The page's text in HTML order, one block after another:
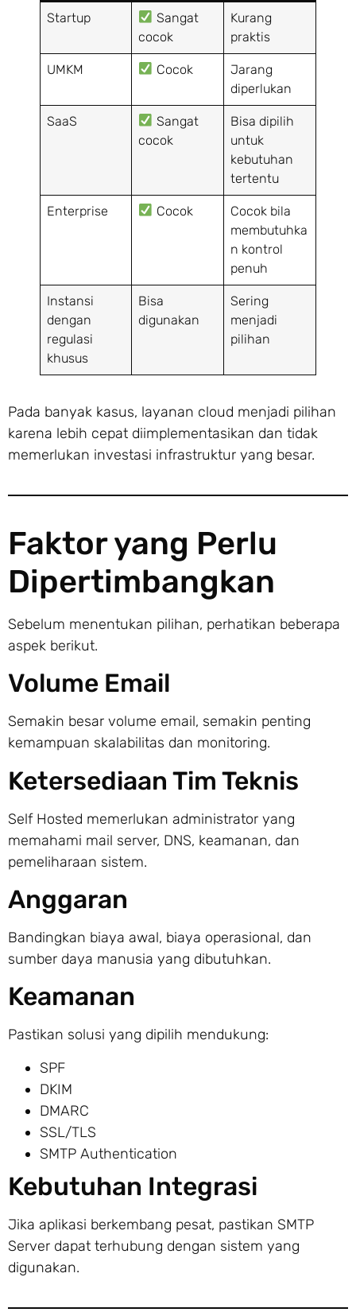
Startup
Sangat
cocok
Kurang
praktis
UMKM Cocok
Jarang
diperlukan
SaaS
Sangat
cocok
Bisa dipilih
untuk
kebutuhan
tertentu
Enterprise Cocok
Cocok bila
membutuhka
n kontrol
penuh
Instansi
dengan
regulasi
khusus
Bisa
digunakan
Sering
menjadi
pilihan
Pada banyak kasus, layanan cloud menjadi pilihan
karena lebih cepat diimplementasikan dan tidak
memerlukan investasi infrastruktur yang besar.
Faktor yang Perlu
Dipertimbangkan
Sebelum menentukan pilihan, perhatikan beberapa
aspek berikut.
Volume Email
Semakin besar volume email, semakin penting
kemampuan skalabilitas dan monitoring.
Ketersediaan Tim Teknis
Self Hosted memerlukan administrator yang
memahami mail server, DNS, keamanan, dan
pemeliharaan sistem.
Anggaran
Bandingkan biaya awal, biaya operasional, dan
sumber daya manusia yang dibutuhkan.
Keamanan
Pastikan solusi yang dipilih mendukung:
SPF
DKIM
DMARC
SSL/TLS
SMTP Authentication
Kebutuhan Integrasi
Jika aplikasi berkembang pesat, pastikan SMTP
Server dapat terhubung dengan sistem yang
digunakan.